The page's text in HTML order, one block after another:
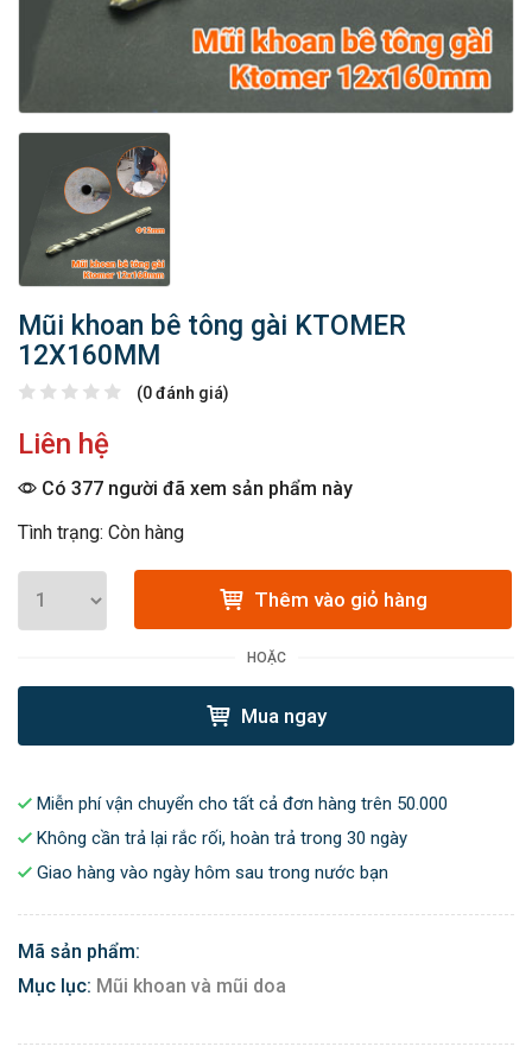
Mũi khoan bê tông gài KTOMER
12X160MM
(0 đánh giá)
Liên hệ
Có 377 người đã xem sản phẩm này
Tình trạng: Còn hàng
Thêm vào giỏ hàng
HOẶC
Mua ngay
Miễn phí vận chuyển cho tất cả đơn hàng trên 50.000
Không cần trả lại rắc rối, hoàn trả trong 30 ngày
Giao hàng vào ngày hôm sau trong nước bạn
Mã sản phẩm:
Mục lục: Mũi khoan và mũi doa